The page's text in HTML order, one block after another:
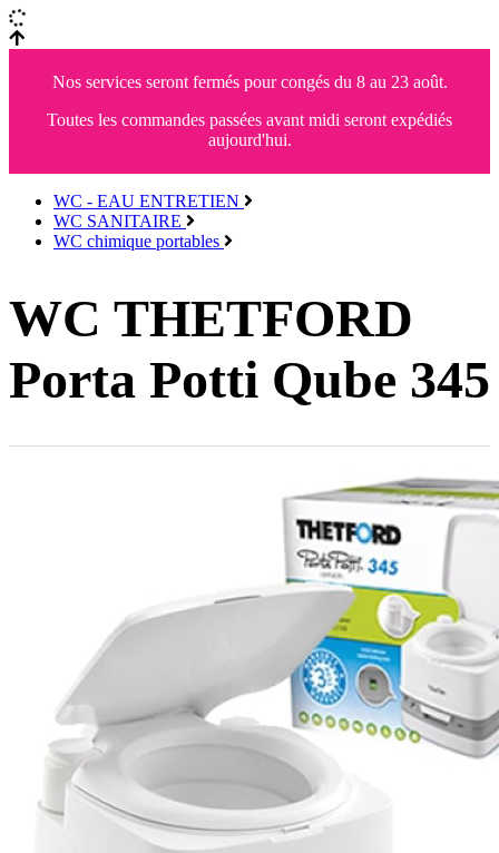
Nos services seront fermés pour congés du 8 au 23 août.
Toutes les commandes passées avant midi seront expédiés
aujourd'hui.
WC - EAU ENTRETIEN
WC SANITAIRE
WC chimique portables
WC THETFORD
Porta Potti Qube 345